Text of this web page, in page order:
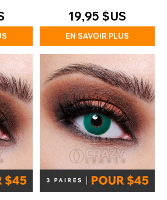
19,95 $US
EN SAVOIR PLUS